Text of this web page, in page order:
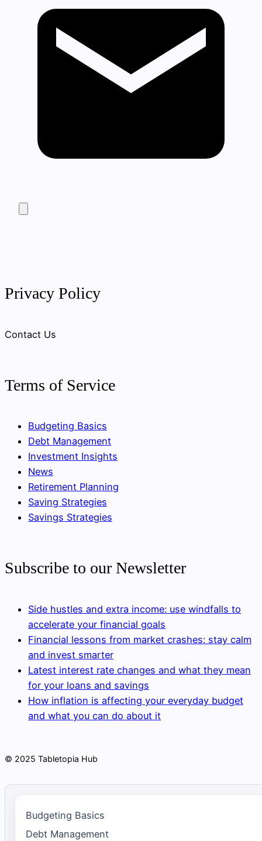
Privacy Policy
Contact Us
Terms of Service
Budgeting Basics
Debt Management
Investment Insights
News
Retirement Planning
Saving Strategies
Savings Strategies
Subscribe to our Newsletter
Side hustles and extra income: use windfalls to
accelerate your financial goals
Financial lessons from market crashes: stay calm
and invest smarter
Latest interest rate changes and what they mean
for your loans and savings
How inflation is affecting your everyday budget
and what you can do about it
© 2025 Tabletopia Hub
Budgeting Basics
Debt Management